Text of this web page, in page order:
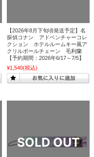
【2026年8月下旬頃発送予定】名
探偵コナン アドベンチャーコレ
クション ホテルルームキー風ア
クリルボールチェーン 毛利蘭
【予約期間：2026年6/17～7/5】
¥1,540(税込)